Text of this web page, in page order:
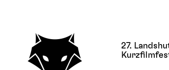
27.